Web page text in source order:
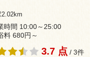
2.02km
時間 10:00～25:00
料 680円～
3.7 点 / 3件